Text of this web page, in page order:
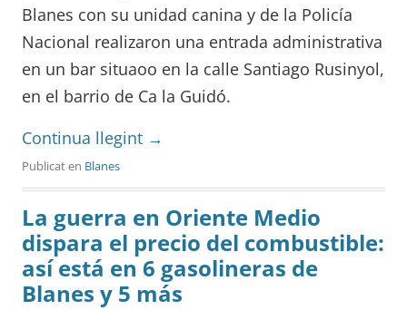
Blanes con su unidad canina y de la Policía
Nacional realizaron una entrada administrativa
en un bar situaoo en la calle Santiago Rusinyol,
en el barrio de Ca la Guidó.
Continua llegint →
Publicat en Blanes
La guerra en Oriente Medio
dispara el precio del combustible:
así está en 6 gasolineras de
Blanes y 5 más